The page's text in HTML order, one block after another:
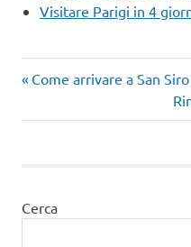
Visitare Parigi in 4
Navigazione
articoli
Articolo
Come arrivare a San Siro
Cerca